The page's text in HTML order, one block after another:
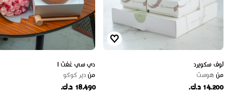
لوف سكويرد
من هوست
14.200 د.ك.
دي سي غفت I
مندير كوكو
18.490 د.ك.